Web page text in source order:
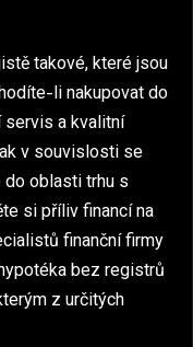
takové, které jsou
li nakupovat do
servis a kvalitní
v souvislosti se
oblasti trhu s
si příliv financí na
finanční firmy
bez registrů
z určitých